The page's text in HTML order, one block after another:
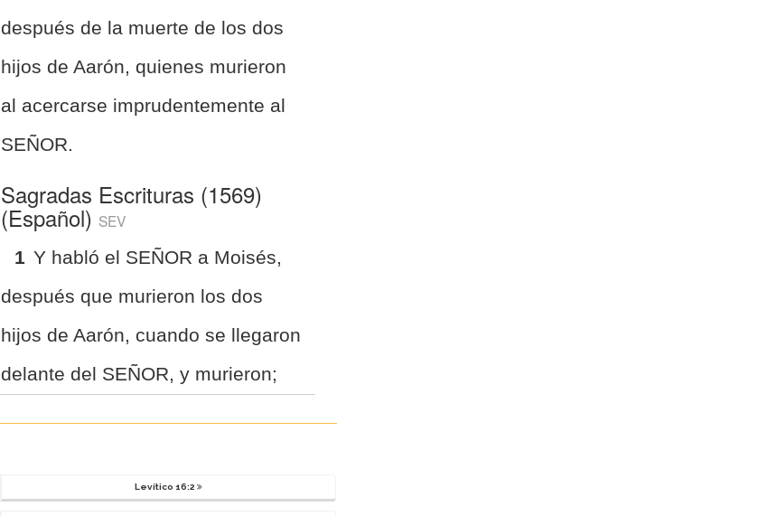
después de la muerte de los dos
hijos de Aarón, quienes murieron
al acercarse imprudentemente al
SEÑOR.
Sagradas Escrituras (1569)
(Español) SEV
1 Y habló el SEÑOR a Moisés,
después que murieron los dos
hijos de Aarón, cuando se llegaron
delante del SEÑOR, y murieron;
Levítico 16:2